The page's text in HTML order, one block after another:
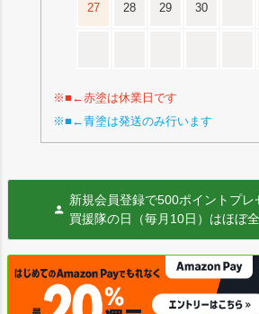
27 28 29 30
※■←赤塗は休業日です
※■←青塗は発送のみ行います
新規会員登録で500ポイントプレ
買援隊の日（毎月10日）はほぼ